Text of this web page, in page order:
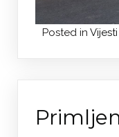
Posted in Vijesti